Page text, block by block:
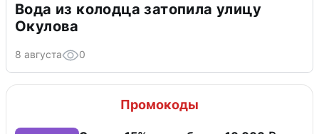
Вода из колодца затопила улицу
Окулова
8 августа 0
Промокоды